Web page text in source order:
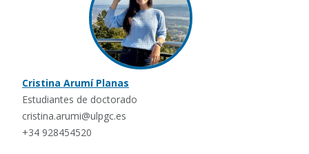
Cristina Arumí Planas
Estudiantes de doctorado
cristina.arumi@ulpgc.es
+34 928454520